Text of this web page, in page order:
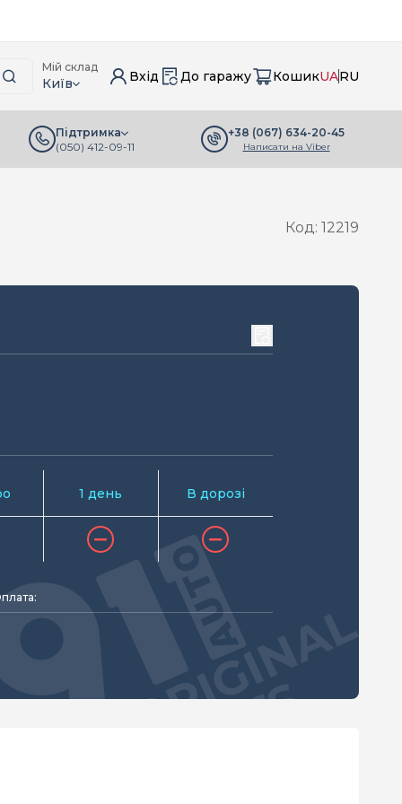
Мій склад
Київ Вхід До гаражу КошикUARU
Підтримка
(050) 412-09-11
+38 (067) 634-20-45
Написати на Viber
Код: 12219
1 день В дорозі